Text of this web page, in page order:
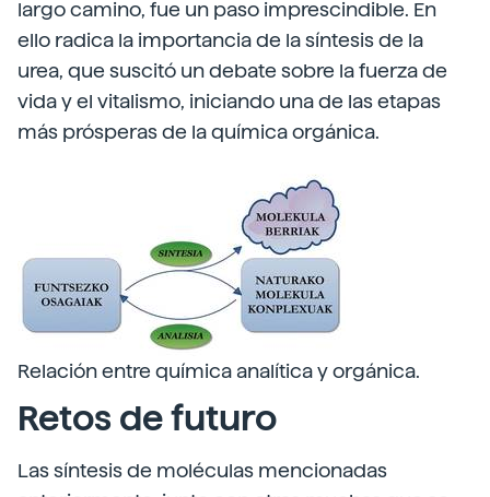
largo camino, fue un paso imprescindible. En
ello radica la importancia de la síntesis de la
urea, que suscitó un debate sobre la fuerza de
vida y el vitalismo, iniciando una de las etapas
más prósperas de la química orgánica.
Relación entre química analítica y orgánica.
Retos de futuro
Las síntesis de moléculas mencionadas